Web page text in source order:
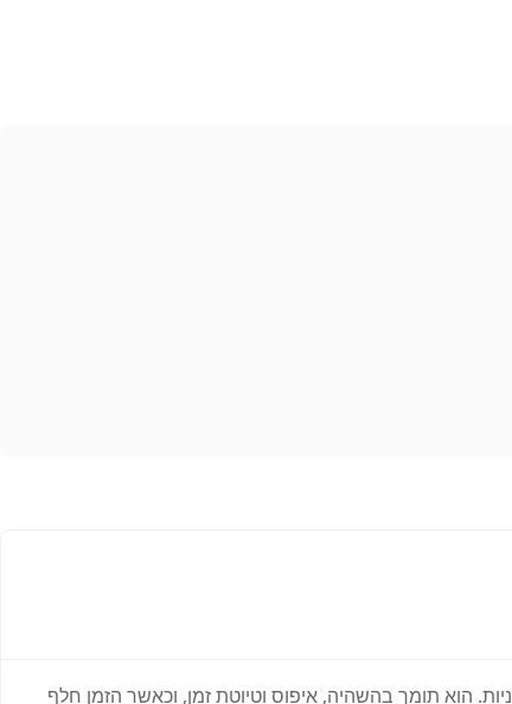
הוא תומך בהשהיה, איפוס וטיוטת זמן, וכאשר הזמן חלף